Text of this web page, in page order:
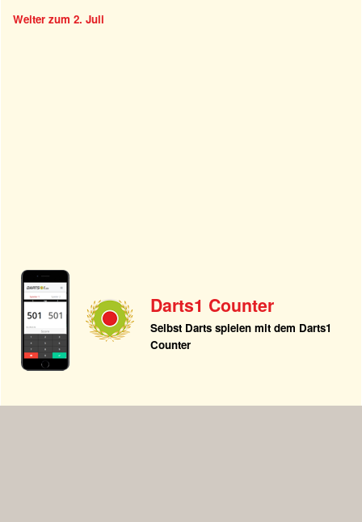
Weiter zum 2. Juli
Darts1 Counter
Selbst Darts spielen mit dem Darts1
Counter